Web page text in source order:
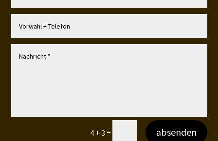
4 + 3 = absenden